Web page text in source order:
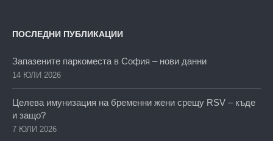
ПОСЛЕДНИ ПУБЛИКАЦИИ
Запазените паркоместа в София – нови данни
14 ЮЛИ 2026
Целева имунизация на бременни жени срещу RSV – къде
и защо?
7 ЮЛИ 2026